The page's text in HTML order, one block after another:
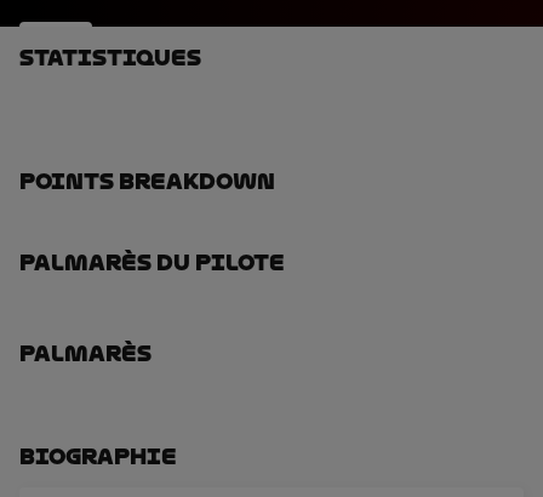
Statistiques
Points Breakdown
Palmarès Du Pilote
Palmarès
Biographie